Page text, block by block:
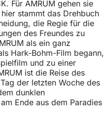
Für AMRUM gehen sie
stammt das Drehbuch
die Regie für die
des Freundes zu
als ein ganz
Hark-Bohm-Film begann,
und zu einer
ist die Reise des
der letzten Woche des
dunklen
Ende aus dem Paradies